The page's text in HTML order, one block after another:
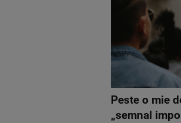
Peste o mie
„semnal